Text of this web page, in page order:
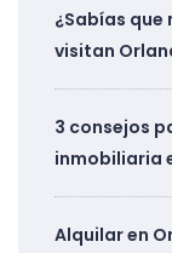
¿Sabías
visitan
3 consejos
inmobiliaria
Alquilar en